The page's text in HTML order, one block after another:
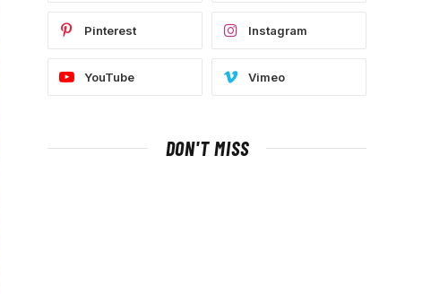
Pinterest Instagram
YouTube Vimeo
DON'T MISS